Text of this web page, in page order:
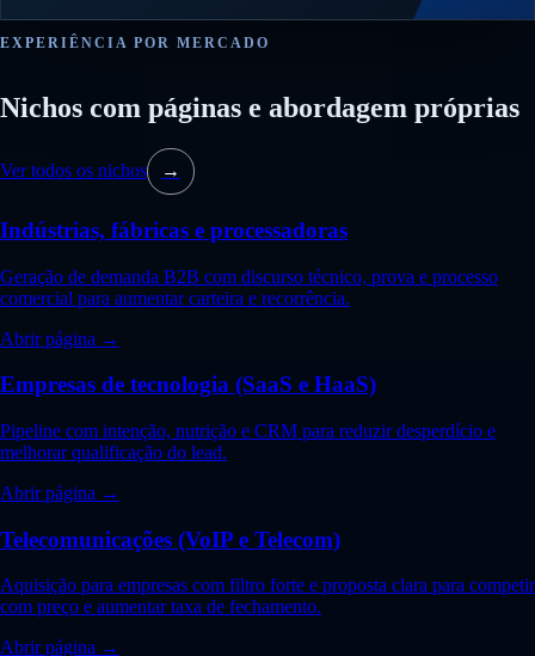
EXPERIÊNCIA POR MERCADO
Nichos com páginas e abordagem próprias
Ver todos os nichos →
Indústrias, fábricas e processadoras
Geração de demanda B2B com discurso técnico, prova e processo
comercial para aumentar carteira e recorrência.
Abrir página →
Empresas de tecnologia (SaaS e HaaS)
Pipeline com intenção, nutrição e CRM para reduzir desperdício e
melhorar qualificação do lead.
Abrir página →
Telecomunicações (VoIP e Telecom)
Aquisição para empresas com filtro forte e proposta clara para competir
com preço e aumentar taxa de fechamento.
Abrir página →